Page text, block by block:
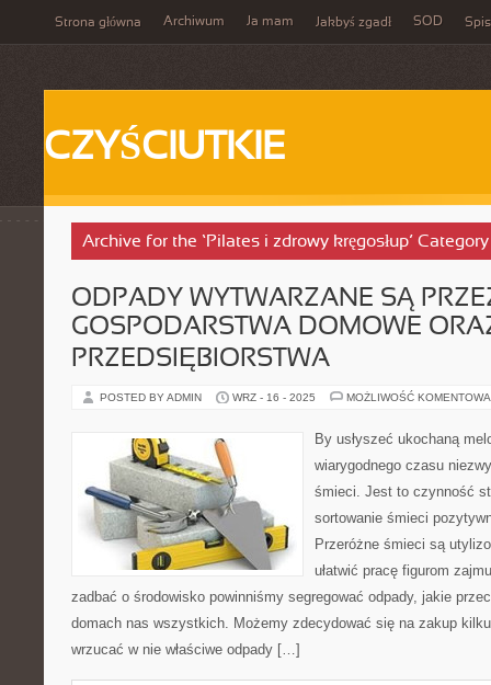
Strona główna Archiwum Ja mam Jakbyś zgadł SOD
CZYŚCIUTKIE
Archive for the ‘Pilates i zdrowy kręgosłup’ Category
ODPADY WYTWARZANE SĄ
GOSPODARSTWA DOMOWE
PRZEDSIĘBIORSTWA
POSTED BY ADMIN WRZ - 16 - 2025 MOŻLIWOŚĆ
By usłyszeć ukochaną
wiarygodnego czasu
śmieci. Jest to czynność
sortowanie śmieci
Przeróżne śmieci są
ułatwić pracę figurom
zadbać o środowisko powinniśmy segregować odpady, jakie
domach nas wszystkich. Możemy zdecydować się na zakup
wrzucać w nie właściwe odpady […]